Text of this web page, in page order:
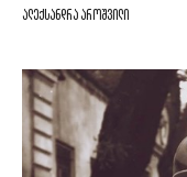
ალექსანდრა აროშვილი